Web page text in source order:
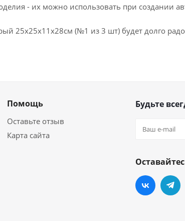
- их можно использовать при создании
25х25х11х28см (№1 из 3 шт) будет долго
Помощь
Оставьте отзыв
Карта сайта
Будьте